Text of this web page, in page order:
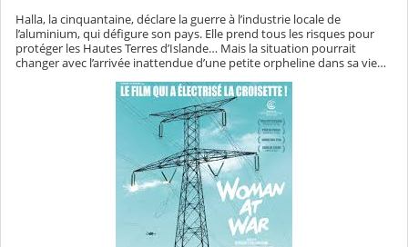
Halla, la cinquantaine, déclare la guerre à l’industrie locale de
l’aluminium, qui défigure son pays. Elle prend tous les risques pour
protéger les Hautes Terres d’Islande… Mais la situation pourrait
changer avec l’arrivée inattendue d’une petite orpheline dans sa vie…